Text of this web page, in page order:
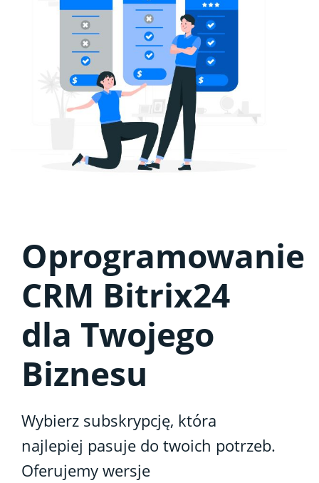
Oprogramowanie
CRM Bitrix24
dla Twojego
Biznesu
Wybierz subskrypcję, która
najlepiej pasuje do twoich potrzeb.
Oferujemy wersje